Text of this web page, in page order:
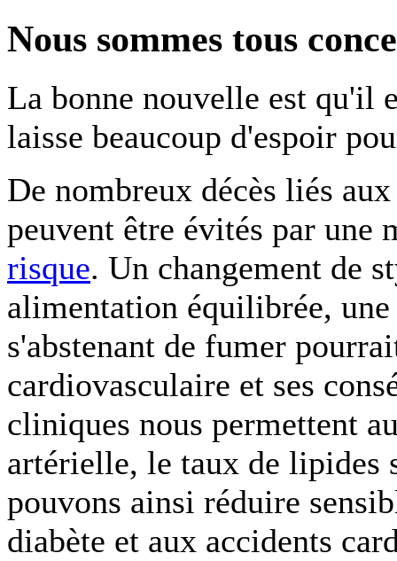
Nous sommes tous
La bonne nouvelle est qu'il
laisse beaucoup d'espoir
De nombreux décès liés
peuvent être évités par
risque. Un changement de
alimentation équilibrée,
s'abstenant de fumer
cardiovasculaire et ses
cliniques nous permettent
artérielle, le taux de lipides
pouvons ainsi réduire
diabète et aux accidents